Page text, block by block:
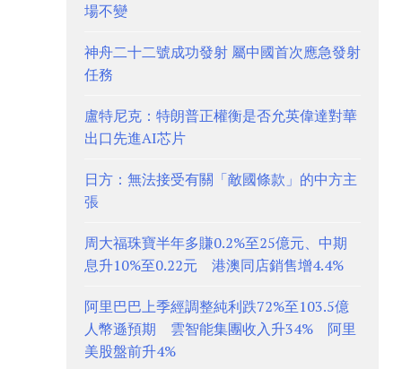
場不變
神舟二十二號成功發射 屬中國首次應急發射
任務
盧特尼克：特朗普正權衡是否允英偉達對華
出口先進AI芯片
日方：無法接受有關「敵國條款」的中方主
張
周大福珠寶半年多賺0.2%至25億元、中期
息升10%至0.22元 港澳同店銷售增4.4%
阿里巴巴上季經調整純利跌72%至103.5億
人幣遜預期 雲智能集團收入升34% 阿里
美股盤前升4%